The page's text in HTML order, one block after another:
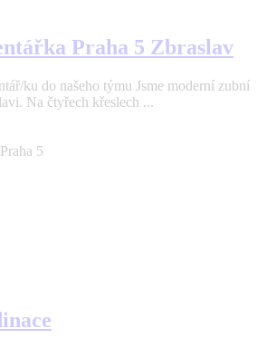
Praha 5 Zbraslav
ku do našeho týmu Jsme moderní zubní
Na čtyřech křeslech ...
5